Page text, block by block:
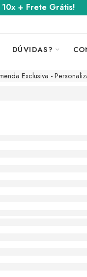
+ Frete Grátis!
DÚVIDAS?
Exclusiva -